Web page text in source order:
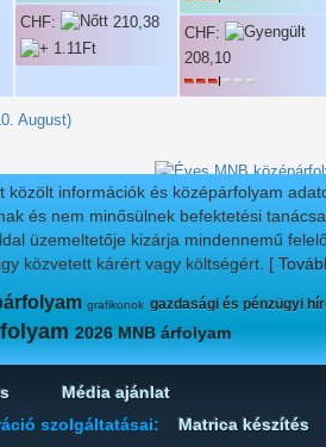
CHF: 210,38
CHF:
208,10
August)
közölt információk és középárfolyam
és nem minősülnek befektetési
üzemeltetője kizárja mindennemű
közvetett kárért vagy költségért. [
grafikonok gazdasági és pénzügyi
2026 MNB árfolyam
Média ajánlat
szolgáltatásai:
Matrica készítés